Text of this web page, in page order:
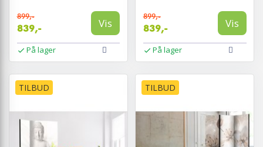
899,-
839,- Vis
På lager
899,-
839,- Vis
På lager
TILBUD TILBUD